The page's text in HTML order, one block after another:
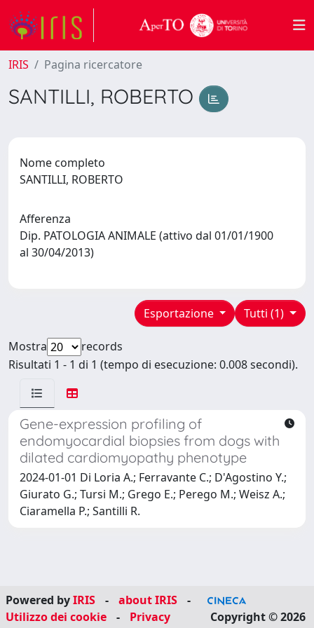
IRIS Pagina ricercatore
SANTILLI, ROBERTO
Nome completo
SANTILLI, ROBERTO
Afferenza
Dip. PATOLOGIA ANIMALE (attivo dal 01/01/1900
al 30/04/2013)
Tutti (1)
Esportazione
Mostra
records
Risultati 1 - 1 di 1 (tempo di esecuzione: 0.008 secondi).
Gene-expression profiling of
endomyocardial biopsies from dogs with
dilated cardiomyopathy phenotype
2024-01-01 Di Loria A.; Ferravante C.; D'Agostino Y.;
Giurato G.; Tursi M.; Grego E.; Perego M.; Weisz A.;
Ciaramella P.; Santilli R.
Powered byIRIS - about IRIS
-
Utilizzo dei cookie
- Privacy Copyright © 2026